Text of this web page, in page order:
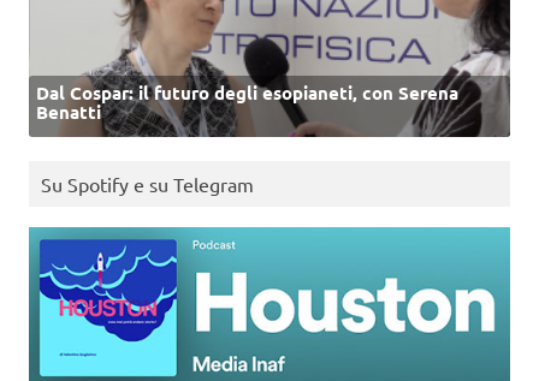
Dal Cospar: il futuro degli esopianeti, con Serena
Benatti
Su Spotify e su Telegram